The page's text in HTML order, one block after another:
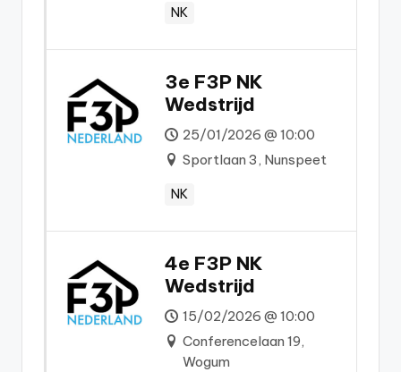
NK
3e F3P NK
Wedstrijd
25/01/2026 @ 10:00
Sportlaan 3, Nunspeet
NK
4e F3P NK
Wedstrijd
15/02/2026 @ 10:00
Conferencelaan 19,
Wogum